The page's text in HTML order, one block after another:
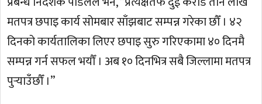
मतपत्र छपाइ कार्य सोमबार साँझबाट सम्पन्न गरेका छौँ । ४२
दिनको कार्यतालिका लिएर छपाइ सुरु गरिएकामा ४० दिनमै
सम्पन्न गर्न सफल भयौँ । अब १० दिनभित्र सबै जिल्लामा मतपत्र
पुर्‍याउँछौँ ।”